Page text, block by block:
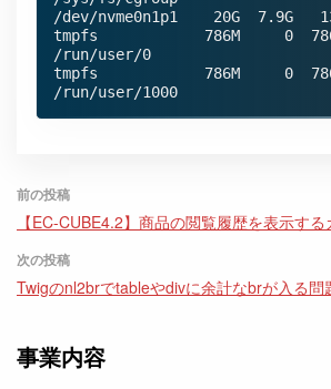
/dev/nvme0n1p1    20G  7.9G
tmpfs            786M     0
/run/user/0
tmpfs            786M     0
/run/user/1000
前の投稿
【EC-CUBE4.2】商品の閲覧履歴を表示す
次の投稿
Twigのnl2brでtableやdivに余計なbrが入る問
事業内容